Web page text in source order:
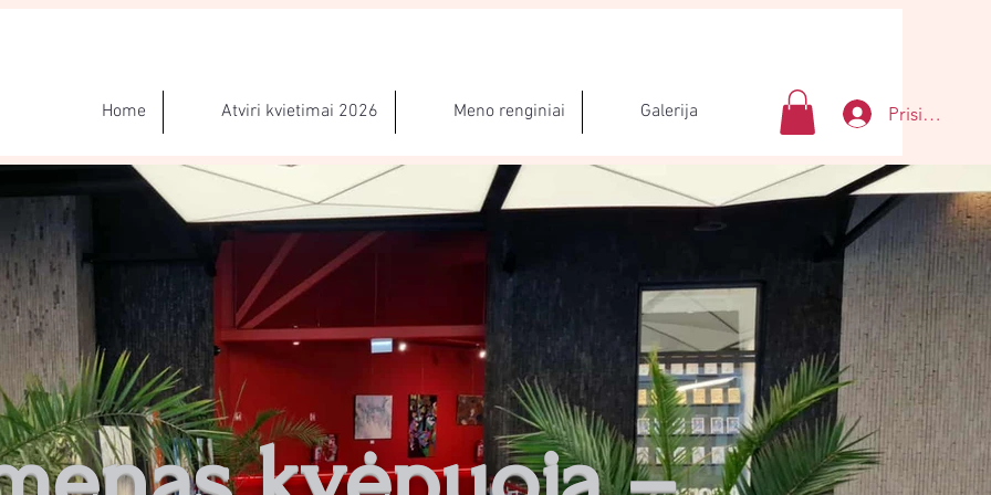
Home Atviri kvietimai 2026 Meno renginiai Galerija Prisijungti